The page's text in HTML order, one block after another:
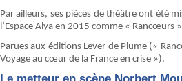
Par ailleurs, ses pièces de théâtre ont été
l’Espace Alya en 2015 comme «
Parues aux éditions Lever de Plume («
Voyage au cœur de la France en crise »).
Le metteur en scène Norbert